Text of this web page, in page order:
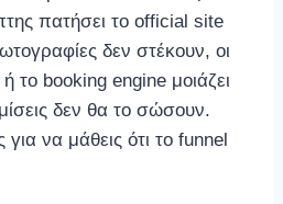
πατήσει το official site
δεν στέκουν, οι
ή το booking engine μοιάζει
δεν θα το σώσουν.
να μάθεις ότι το funnel